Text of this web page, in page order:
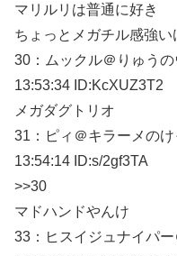
マリルリは普通に好き
ちょっとメガチル感強い
30： ムックル＠りゅうの
13:53:34 ID:KcXUZ3T2
メガダグトリオ
31： ピィ＠キラーメのけ
13:54:14 ID:s/2gf3TA
>>30
マドハンドやんけ
33： ヒスイジュナイパ